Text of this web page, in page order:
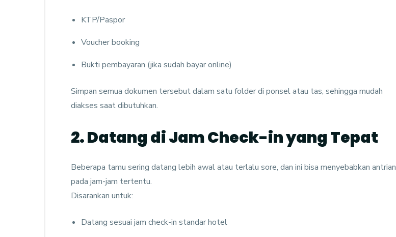
KTP/Paspor
Voucher booking
Bukti pembayaran (jika sudah bayar online)
Simpan semua dokumen tersebut dalam satu folder di ponsel atau tas, sehingga mudah
diakses saat dibutuhkan.
2. Datang di Jam Check-in yang Tepat
Beberapa tamu sering datang lebih awal atau terlalu sore, dan ini bisa menyebabkan antrian
pada jam-jam tertentu.
Disarankan untuk:
Datang sesuai jam check-in standar hotel